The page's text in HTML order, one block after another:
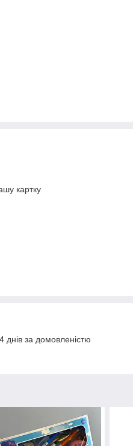
картку
за домовленістю